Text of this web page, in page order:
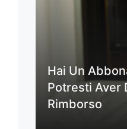
Hai Un
Potresti Aver
Rimborso